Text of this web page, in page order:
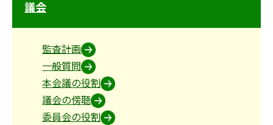
議会
監査計画
一般質問
本会議の役割
議会の傍聴
委員会の役割